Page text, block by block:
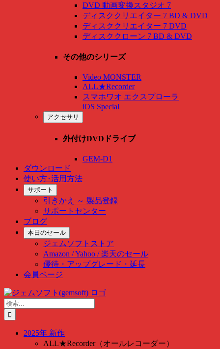
DVD 動画変換スタジオ 7
ディスククリエイター 7 BD & DVD
ディスククリエイター 7 DVD
ディスククローン 7 BD & DVD
その他のシリーズ
Video MONSTER
ALL★Recorder
スマホワオ エクスプローラ
iOS Special
アクセサリ
外付けDVDドライブ
GEM-D1
ダウンロード
使い方･活用方法
サポート
引きかえ ～ 製品登録
サポートセンター
ブログ
本日のセール
ジェムソフトストア
Amazon / Yahoo / 楽天のセール
優待・アップグレード・延長
会員ページ
Skip
to
content
検
索
…
2025年 新作
ALL★Recorder（オールレコーダー）